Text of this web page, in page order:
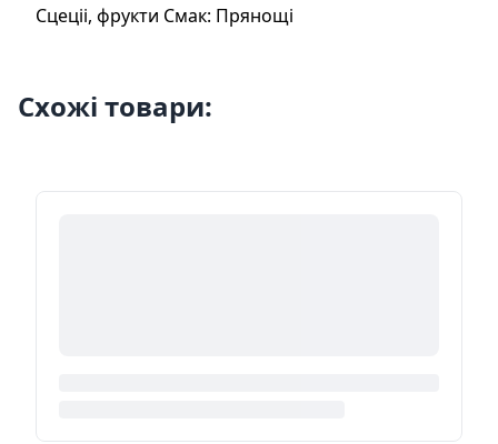
Сцеціі, фрукти Смак: Прянощі
Схожі товари: